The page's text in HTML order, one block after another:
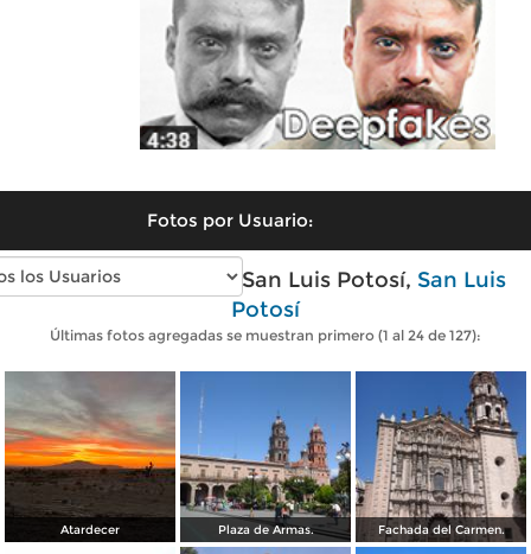
Fotos por Usuario:
Fotos modernas de San Luis Potosí, San Luis
Potosí
Últimas fotos agregadas se muestran primero (1 al 24 de 127):
Atardecer Plaza de Armas. Fachada del Carmen.